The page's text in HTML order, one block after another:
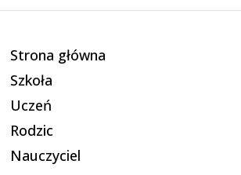
Strona główna
Szkoła
Uczeń
Rodzic
Nauczyciel